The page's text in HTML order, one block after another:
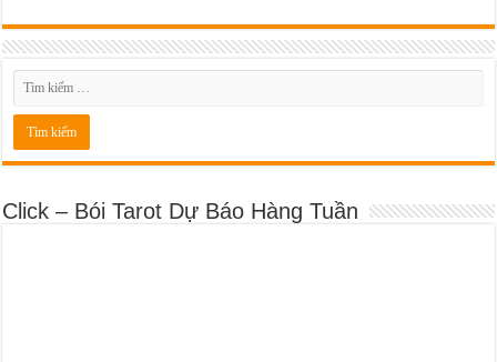
Click – Bói Tarot Dự Báo Hàng Tuần